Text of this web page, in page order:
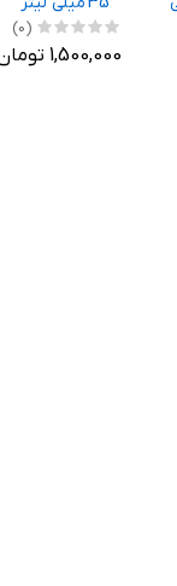
(0)
1,500,000 تومان